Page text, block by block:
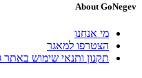
About GoNegev
מי אנחנו
הצטרפו למאגר
תקנון ותנאי שימוש באתר